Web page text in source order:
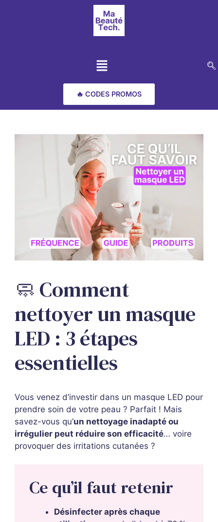
🔥 CODES PROMOS
🧼 Comment
nettoyer un masque
LED : 3 étapes
essentielles
Vous venez d’investir dans un masque LED pour
prendre soin de votre peau ? Parfait ! Mais
savez-vous qu’un nettoyage inadapté ou
irrégulier peut réduire son efficacité… voire
provoquer des irritations cutanées ?
Ce qu’il faut retenir
Désinfecter après chaque